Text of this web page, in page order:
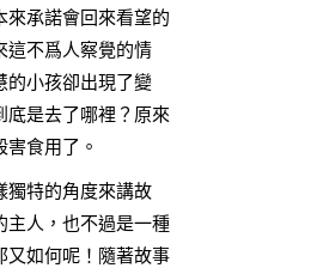
來承諾會回來看望的
這不爲人察覺的情
的小孩卻出現了變
底是去了哪裡？原來
食用了。
獨特的角度來講故
主人，也不過是一種
又如何呢！隨著故事